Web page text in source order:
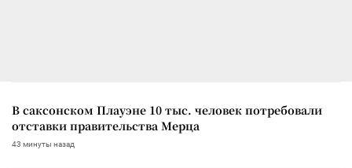
В саксонском Плауэне 10 тыс. человек потребовали
отставки правительства Мерца
43 минуты назад